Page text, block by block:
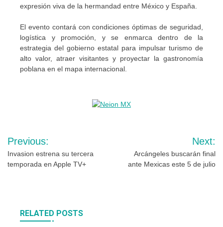
expresión viva de la hermandad entre México y España.
El evento contará con condiciones óptimas de seguridad,
logística y promoción, y se enmarca dentro de la
estrategia del gobierno estatal para impulsar turismo de
alto valor, atraer visitantes y proyectar la gastronomía
poblana en el mapa internacional.
Navegación
de
Previous:
Invasion estrena su tercera
temporada en Apple TV+
Next:
Arcángeles buscarán final
ante Mexicas este 5 de julio
RELATED POSTS